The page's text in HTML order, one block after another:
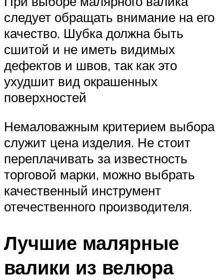
следует обращать внимание на его
качество. Шубка должна быть
сшитой и не иметь видимых
дефектов и швов, так как это
ухудшит вид окрашенных
поверхностей
Немаловажным критерием выбора
служит цена изделия. Не стоит
переплачивать за известность
торговой марки, можно выбрать
качественный инструмент
отечественного производителя.
Лучшие малярные
валики из велюра